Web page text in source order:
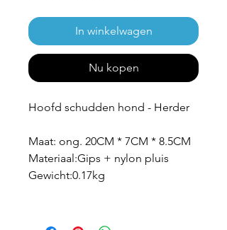
In winkelwagen
Nu kopen
Hoofd schudden hond - Herder
Maat: ong. 20CM * 7CM * 8.5CM
Materiaal:Gips + nylon pluis
Gewicht:0.17kg